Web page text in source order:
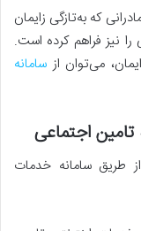
که به‌تازگی زایمان
را نیز فراهم کرده است.
می‌توان از سامانه
اجتماعی
طریق سامانه خدمات